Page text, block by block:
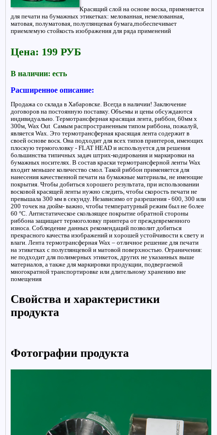
Красящий слой на основе воска, применяется
для печати на бумажных этикетках: мелованная, немелованная,
матовая, полуматовая, полуглянцевая бумага,rnобеспечивает
приемлемую стойкость изображения для ряда применений
Цена: 199 РУБ
В наличии: есть
Расширенное описание:
Продажа со склада в Хабаровске. Всегда в наличии! Заключение
договоров на постоянную поставку. Объемы и цены обсуждаются
индивидуально. Термотрансферная красящая лента, риббон, 60мм x
300м, Wax Out Самым распространенным типом риббона, пожалуй,
является Wax. Это термотрансферная красящая лента содержит в
своей основе воск. Она подходит для всех типов принтеров, имеющих
плоскую термоголовку - FLAT HEAD и используется для решения
большинства типичных задач штрих-кодирования и маркировки на
бумажных носителях. В состав краски термотрансферной ленты Wax
входит меньшее количество смол. Такой риббон применяется для
нанесения качественной печати на бумажные материалы, не имеющие
покрытия. Чтобы добиться хорошего результата, при использовании
восковой красящей ленты нужно следить, чтобы скорость печати не
превышала 300 мм в секунду. Независимо от разрешения - 600, 300 или
200 точек на дюйм- важно, чтобы температурный режим был не более
60 °С. Антистатическое скользящее покрытие обратной стороны
риббона защищает термоголовку принтера от преждевременного
износа. Соблюдение данных рекомендаций позволит добиться
прекрасного качества изображений и хорошей устойчивости к свету и
влаги. Лента термотрансферная Wax – отличное решение для печати
на этикетках с полуглянцевой и матовой поверхностью. Ограничения:
не подходит для полимерных этикеток, других не указанных выше
материалов, а также для маркировки продукции, подвергаемой
многократной транспортировке или длительному хранению вне
помещения
Свойства и характеристики
продукта
Фотографии продукта